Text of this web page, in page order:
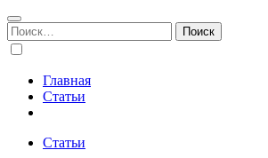
Найти:
Главная
Статьи
Статьи